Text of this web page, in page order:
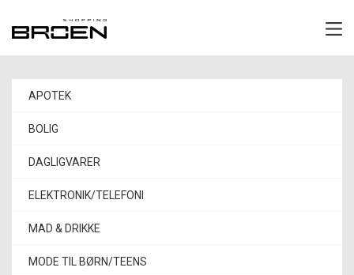
APOTEK
BOLIG
DAGLIGVARER
ELEKTRONIK/TELEFONI
MAD & DRIKKE
MODE TIL BØRN/TEENS